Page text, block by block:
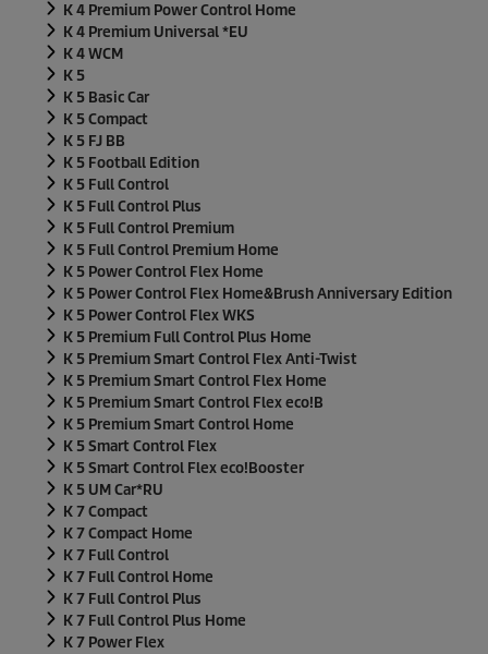
K 4 Premium Power Control Home
K 4 Premium Universal *EU
K 4 WCM
K 5
K 5 Basic Car
K 5 Compact
K 5 FJ BB
K 5 Football Edition
K 5 Full Control
K 5 Full Control Plus
K 5 Full Control Premium
K 5 Full Control Premium Home
K 5 Power Control Flex Home
K 5 Power Control Flex Home&Brush Anniversary Edition
K 5 Power Control Flex WKS
K 5 Premium Full Control Plus Home
K 5 Premium Smart Control Flex Anti-Twist
K 5 Premium Smart Control Flex Home
K 5 Premium Smart Control Flex eco!B
K 5 Premium Smart Control Home
K 5 Smart Control Flex
K 5 Smart Control Flexeco!Booster
K 5 UM Car*RU
K 7 Compact
K 7 Compact Home
K 7 Full Control
K 7 Full Control Home
K 7 Full Control Plus
K 7 Full Control Plus Home
K 7 Power Flex